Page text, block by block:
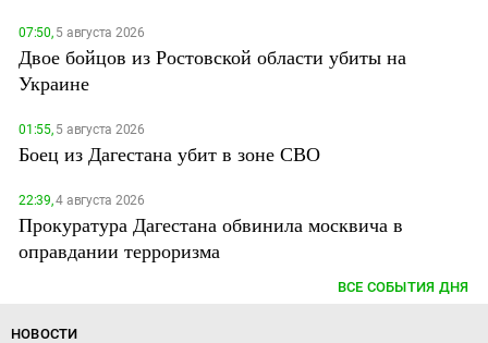
07:50,5 августа 2026
Двое бойцов из Ростовской области убиты на
Украине
01:55,5 августа 2026
Боец из Дагестана убит в зоне СВО
22:39,4 августа 2026
Прокуратура Дагестана обвинила москвича в
оправдании терроризма
ВСЕ СОБЫТИЯ ДНЯ
НОВОСТИ